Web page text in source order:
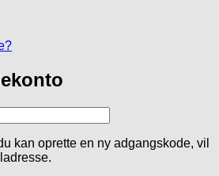
kan oprette en ny adgangskode, vil